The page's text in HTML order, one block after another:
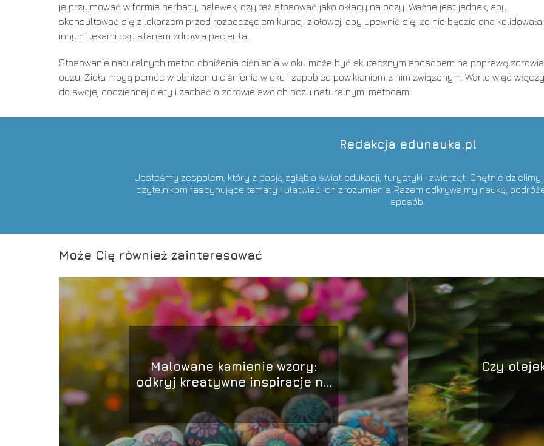
je przyjmować w formie herbaty, nalewek, czy też stosować jako okłady na oczy. Ważne jest jednak, aby
skonsultować się z lekarzem przed rozpoczęciem kuracji ziołowej, aby upewnić się, że nie będzie ona kolidowała
innymi lekami czy stanem zdrowia pacjenta.
Stosowanie naturalnych metod obniżenia ciśnienia w oku może być skutecznym sposobem na poprawę zdrowia
oczu. Zioła mogą pomóc w obniżeniu ciśnienia w oku i zapobiec powikłaniom z nim związanym. Warto więc
do swojej codziennej diety i zadbać o zdrowie swoich oczu naturalnymi metodami.
Redakcja edunauka.pl
Jesteśmy zespołem, który z pasją zgłębia świat edukacji, turystyki i zwierząt. Chętnie
czytelnikom fascynujące tematy i ułatwiać ich zrozumienie. Razem odkrywajmy naukę,
sposób!
Może Cię również zainteresować
Malowane kamienie wzory:
odkryj kreatywne inspiracje na
każdy sezon
Czy